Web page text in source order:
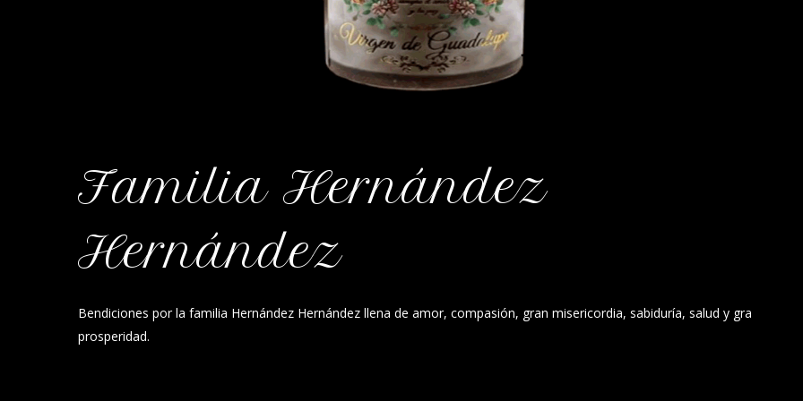
Familia Hernández
Hernández
Bendiciones por la familia Hernández Hernández llena de amor, compasión, gran misericordia, sabiduría, salud y gra
prosperidad.